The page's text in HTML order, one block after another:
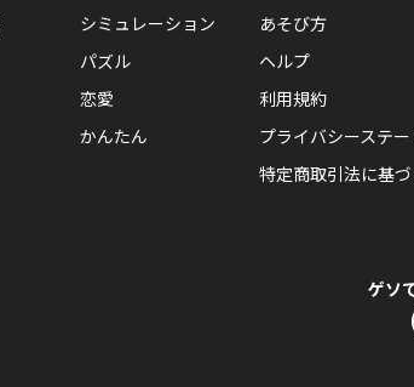
シミュレーション
パズル
恋愛
かんたん
あそび方
ヘルプ
利用規約
プライバシーステ
特定商取引法に基
ゲソ